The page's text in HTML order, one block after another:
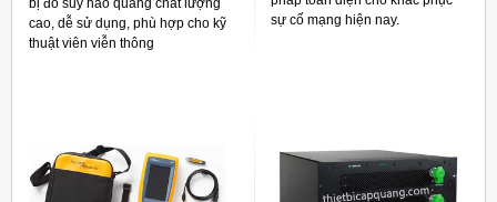
bị đo suy hao quang chất lượng
cao, dễ sử dụng, phù hợp cho kỹ
thuật viên viễn thông
sự cố mạng hiện nay.